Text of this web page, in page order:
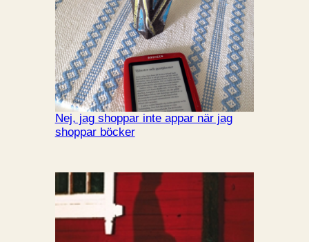
Nej, jag shoppar inte appar när jag
shoppar böcker